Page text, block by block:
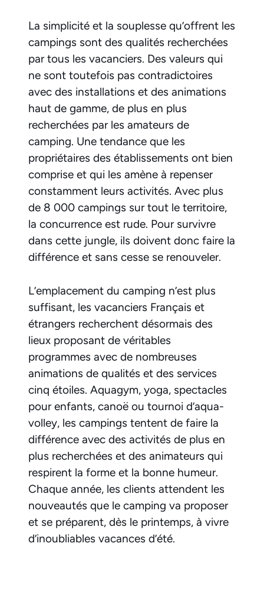
La simplicité et la souplesse qu’offrent les
campings sont des qualités recherchées
par tous les vacanciers. Des valeurs qui
ne sont toutefois pas contradictoires
avec des installations et des animations
haut de gamme, de plus en plus
recherchées par les amateurs de
camping. Une tendance que les
propriétaires des établissements ont bien
comprise et qui les amène à repenser
constamment leurs activités. Avec plus
de 8 000 campings sur tout le territoire,
la concurrence est rude. Pour survivre
dans cette jungle, ils doivent donc faire la
différence et sans cesse se renouveler.
L’emplacement du camping n’est plus
suffisant, les vacanciers Français et
étrangers recherchent désormais des
lieux proposant de véritables
programmes avec de nombreuses
animations de qualités et des services
cinq étoiles. Aquagym, yoga, spectacles
pour enfants, canoë ou tournoi d’aqua-
volley, les campings tentent de faire la
différence avec des activités de plus en
plus recherchées et des animateurs qui
respirent la forme et la bonne humeur.
Chaque année, les clients attendent les
nouveautés que le camping va proposer
et se préparent, dès le printemps, à vivre
d’inoubliables vacances d’été.